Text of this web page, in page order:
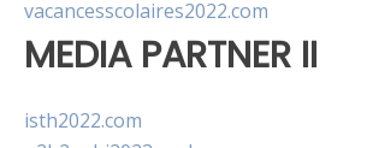
vacancesscolaires2022.com
MEDIA PARTNER II
isth2022.com